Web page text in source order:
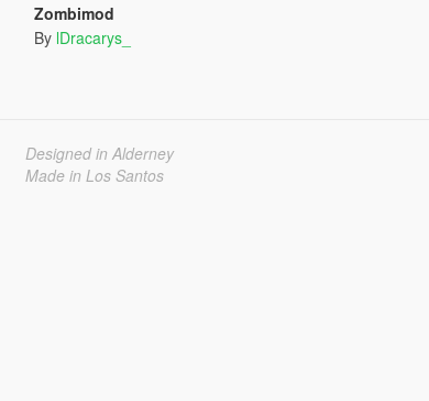
Zombimod
By lDracarys_
Designed in Alderney
Made in Los Santos